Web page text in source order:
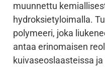
muunnettu
hydroksietyloimalla.
polymeeri, joka
antaa erinomaisen
kuivaseoslaasteissa